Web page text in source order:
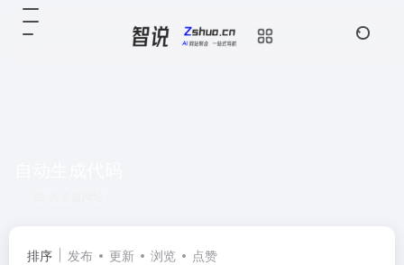
排序 发布 更新 浏览 点赞